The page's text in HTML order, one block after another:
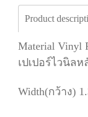
Product
Material Vinyl
เปเปอร์ไวนิลห
Width(กว้าง)